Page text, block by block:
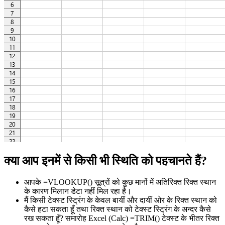
क्या आप इनमें से किसी भी स्थिति को पहचानते हैं?
आपके =VLOOKUP() सूत्रों को कुछ मानों में अतिरिक्त रिक्त स्थान
के कारण मिलान डेटा नहीं मिल रहा है।
मैं किसी टेक्स्ट स्ट्रिंग के केवल बायीं और दायीं ओर के रिक्त स्थान को
कैसे हटा सकता हूँ तथा रिक्त स्थान को टेक्स्ट स्ट्रिंग के अन्दर कैसे
रख सकता हूँ? समारोह Excel (Calc) =TRIM() टेक्स्ट के भीतर रिक्त